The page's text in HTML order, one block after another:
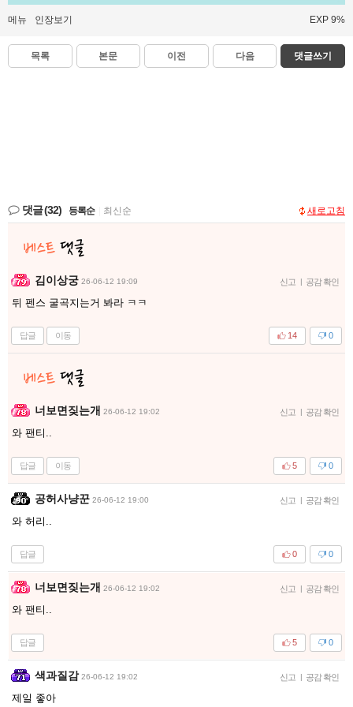
메뉴 인장보기 EXP 9%
목록 본문 이전 다음 댓글쓰기
댓글(32) 등록순 최신순 새로고침
김이상궁 26-06-12 19:09 신고 | 공감 확인
뒤 펜스 굴곡지는거 봐라 ㅋㅋ
답글 이동 0
14
너보면짖는개 26-06-12 19:02 신고 | 공감 확인
와 팬티..
답글 이동 0
5
공허사냥꾼 26-06-12 19:00 신고 | 공감 확인
와 허리..
답글 0
0
너보면짖는개 26-06-12 19:02 신고 | 공감 확인
와 팬티..
답글 0
5
색과질감 26-06-12 19:02 신고 | 공감 확인
제일 좋아